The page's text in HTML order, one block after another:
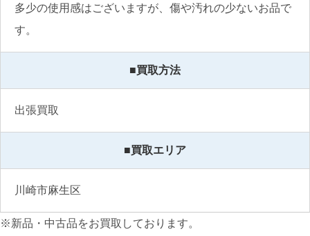
多少の使用感はございますが、傷や汚れの少ないお品で
す。
■買取方法
出張買取
■買取エリア
川崎市麻生区
※新品・中古品をお買取しております。